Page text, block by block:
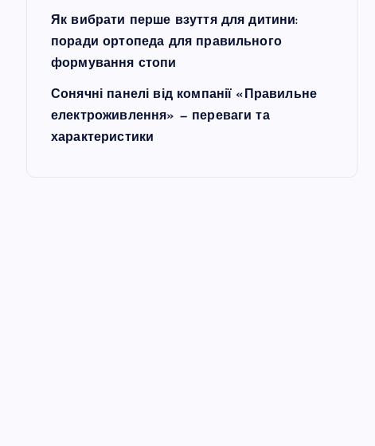
Як вибрати перше взуття для дитини:
поради ортопеда для правильного
формування стопи
Сонячні панелі від компанії «Правильне
електроживлення» — переваги та
характеристики